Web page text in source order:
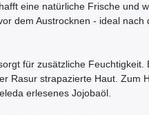
eine natürliche Frische und
dem Austrocknen - ideal
für zusätzliche
Rasur strapazierte Haut. Zum
erlesenes Jojobaöl.